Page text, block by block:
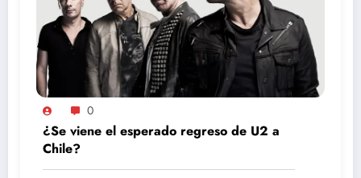
0
¿Se viene el esperado regreso de U2 a
Chile?